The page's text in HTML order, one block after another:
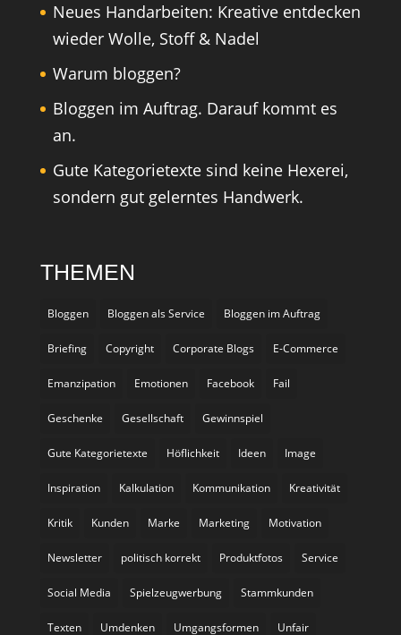
Neues Handarbeiten: Kreative entdecken
wieder Wolle, Stoff & Nadel
Warum bloggen?
Bloggen im Auftrag. Darauf kommt es
an.
Gute Kategorietexte sind keine Hexerei,
sondern gut gelerntes Handwerk.
THEMEN
Bloggen Bloggen als Service Bloggen im Auftrag
Briefing Copyright Corporate Blogs E-Commerce
Emanzipation Emotionen Facebook Fail
Geschenke Gesellschaft Gewinnspiel
Gute Kategorietexte Höflichkeit Ideen Image
Inspiration Kalkulation Kommunikation Kreativität
Kritik Kunden Marke Marketing Motivation
Newsletter politisch korrekt Produktfotos Service
Social Media Spielzeugwerbung Stammkunden
Texten Umdenken Umgangsformen Unfair